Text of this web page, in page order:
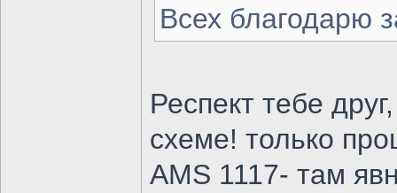
Всех благодарю
Респект тебе
схеме! только
AMS 1117- там